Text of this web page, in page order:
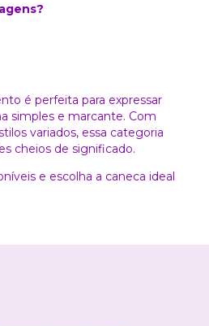
é perfeita para expressar
simples e marcante. Com
variados, essa categoria
cheios de significado.
e escolha a caneca ideal